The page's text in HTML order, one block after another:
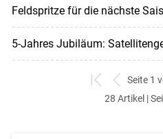
Feldspritze für die nächste
5-Jahres Jubiläum:
zum
ersten
zurück
zum
Seite 1
28 Artikel |